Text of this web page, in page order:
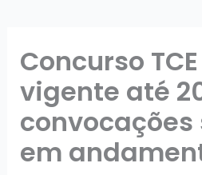
Concurso
vigente até
convocações
em